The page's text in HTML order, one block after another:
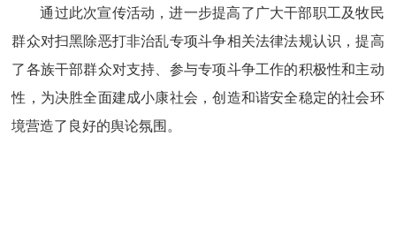
通过此次宣传活动，进一步提高了广大干部职工及牧民
群众对扫黑除恶打非治乱专项斗争相关法律法规认识，提高
了各族干部群众对支持、参与专项斗争工作的积极性和主动
性，为决胜全面建成小康社会，创造和谐安全稳定的社会环
境营造了良好的舆论氛围。